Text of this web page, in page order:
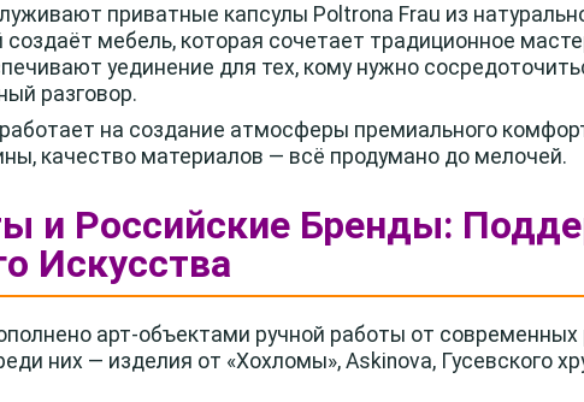
приватные капсулы Poltrona Frau из
создаёт мебель, которая сочетает традиционное
уединение для тех, кому нужно
разговор.
на создание атмосферы премиального
качество материалов — всё продумано до мелочей.
и Российские Бренды:
Искусства
арт-объектами ручной работы от современных
них — изделия от «Хохломы», Askinova, Гусевского